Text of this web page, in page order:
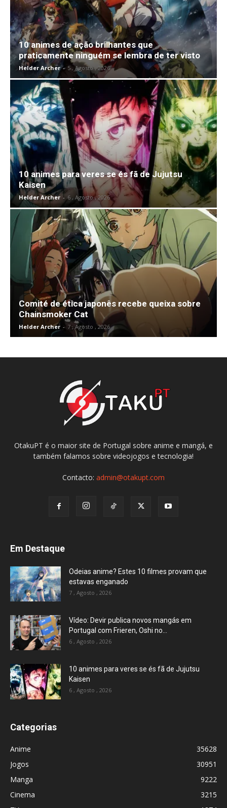
10 animes de ação brilhantes que
praticamente ninguém se lembra de ter visto
Helder Archer - 5 , Agosto , 2026
10 animes para veres se és fã de Jujutsu
Kaisen
Helder Archer - 6 , Agosto , 2026
Comité de ética japonês recebe queixa sobre
Chainsmoker Cat
Helder Archer - 7 , Agosto , 2026
OtakuPT é o maior site de Portugal sobre anime e mangá, e
também falamos sobre videojogos e tecnologia!
Contacto: admin@otakupt.com
Em Destaque
Odeias anime? Estes 10 filmes provam que
estavas enganado
7 , Agosto , 2026
Vídeo: Devir publica novos mangás em
Portugal com Frieren, Oshi no...
6 , Agosto , 2026
10 animes para veres se és fã de Jujutsu
Kaisen
6 , Agosto , 2026
Categorias
Anime
35628
Jogos
30951
Manga
9222
Cinema
3215